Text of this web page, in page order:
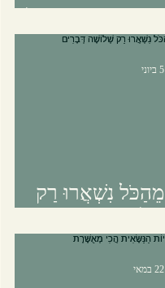
מֵהַכֹּל נִשְׁאֲרוּ רַק
5 ביוני
22 במאי